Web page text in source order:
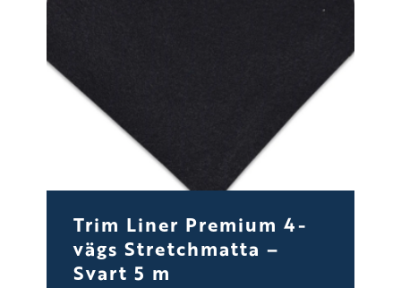
Trim Liner Premium 4-
vägs Stretchmatta –
Svart 5 m